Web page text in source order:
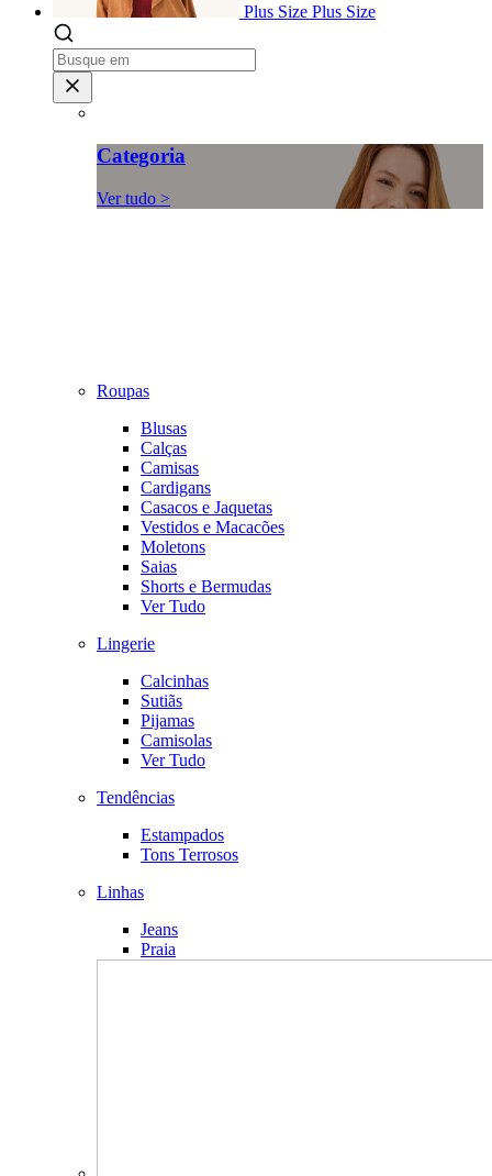
Plus Size Plus Size
Categoria
Ver tudo >
Roupas
Blusas
Calças
Camisas
Cardigans
Casacos e Jaquetas
Vestidos e Macacões
Moletons
Saias
Shorts e Bermudas
Ver Tudo
Lingerie
Calcinhas
Sutiãs
Pijamas
Camisolas
Ver Tudo
Tendências
Estampados
Tons Terrosos
Linhas
Jeans
Praia